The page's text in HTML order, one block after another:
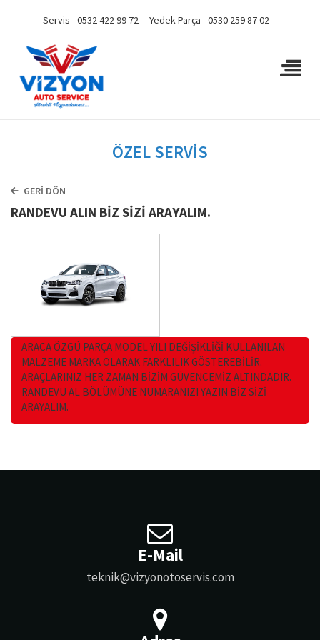
Servis - 0532 422 99 72 Yedek Parça - 0530 259 87 02
ÖZEL SERVİS
GERİ DÖN
RANDEVU ALIN BİZ SİZİ ARAYALIM.
ARACA ÖZGÜ PARÇA MODEL YILI DEĞİŞİKLİĞİ KULLANILAN
MALZEME MARKA OLARAK FARKLILIK GÖSTEREBİLİR.
ARAÇLARINIZ HER ZAMAN BİZİM GÜVENCEMİZ ALTINDADIR.
RANDEVU AL BÖLÜMÜNE NUMARANIZI YAZIN BİZ SİZİ
ARAYALIM.
E-Mail
teknik@vizyonotoservis.com